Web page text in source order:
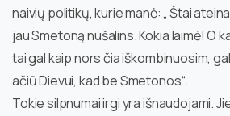
naivių politikų, kurie manė: „ Štai
jau Smetoną nušalins. Kokia laimė! O
tai gal kaip nors čia iškombinuosim,
ačiū Dievui, kad be Smetonos“.
Tokie silpnumai irgi yra išnaudojami.